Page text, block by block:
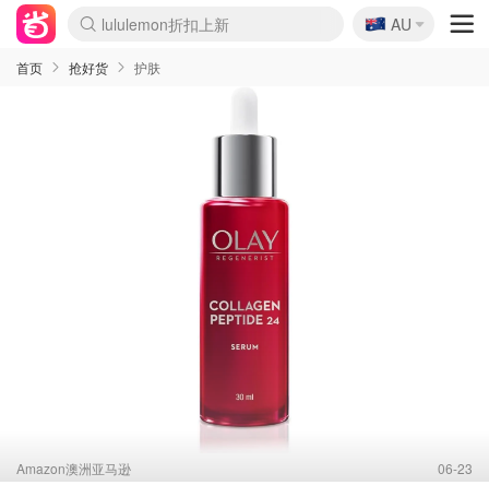
lululemon折扣上新
Sasa美妆护肤3.5折
SSENSE年中2.5折
FreshBeauty好价汇总
Cettire降价+叠9折
WWS Coles超市实拍
viagogo二手票捡漏
Myer超级周末
The Outnet奢牌1折起
David Jones 3折起
Flannels大牌1折
Perfumes Club护肤1折
AMIRO面罩$251
Amazon折扣汇总
eToro入金$200送$50
Amazon数码好物
ICONIC本周7.5折
ThedoubleF高奢地板价
Moose Knuckles 6折
丝芙兰5折起
EUFY摄像头$98
Selenichast首饰2折
Trip机票酒店促销
YSL送5件彩妆礼
Amazon家居好物
Amazon美妆护肤
雅漾大喷$8
过敏原检测盒$33
伊索独家赠50ml沐浴露
科颜氏高保湿面霜$29
SEALIFE海洋馆门票6折
丝塔芙大白罐$16
订阅Newsletter送香薰
Cult Beauty 6.8折
Harrods圣诞日历$525
LN-CC奢牌私促3折
d'Alba空姐喷雾$16
EVE LOM套装£56
Bernardelli独家4折
Adore Beauty 6折起
CT圣诞日历
Mytheresa奢品2.7折
Luxury Escapes 9折
Currentbody美容仪$881
MOON Garden Live
Roborock扫地机$649
Tingo Life水杯$24
Valentino官网5折
CR洗护套装$23
修丽可4件套$159
Myer彩妆2件7折
GANNI官网4.5折
Stylevana韩妆4折
Tessabit高奢8.5折
OGX洗发水$11
Amazon阿德莱德次日达
卡诗8.5折+赠礼
Philips Hue灯具8折
🇦🇺
AU
首页 抢好货 护肤
Amazon澳洲亚马逊 06-23